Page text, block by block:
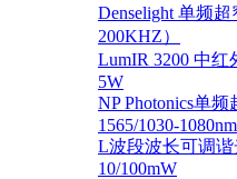
Denselight 单频
200KHZ）
LumIR 3200 中红
5W
NP Photonics单
1565/1030-
L波段波长可调谐
10/100mW